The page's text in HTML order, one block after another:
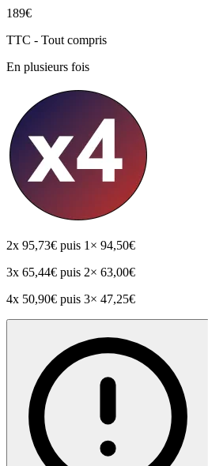
189€
TTC - Tout compris
En plusieurs fois
2x 95,73€ puis 1× 94,50€
3x 65,44€ puis 2× 63,00€
4x 50,90€ puis 3× 47,25€